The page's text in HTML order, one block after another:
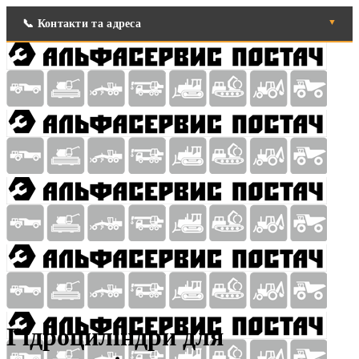
📞 Контакти та адреса
Наша адреса: Україна, Вінниця, вул. Гетьмана Мазепи, 7
РЕМОНТ СПЕЦТЕХНІКИ ТА ГІДРООБЛАДНАННЯ:
+38(097) 403-45-49
+38(067) 430-92-24
+38(097) 081-11-46 +38(095) 199-47-39
ЗАМОВЛЕННЯ УЩІЛЬНЕНЬ ТА ЗАПЧАСТИН:
+38(067) 300-26-39,+38(068)585-78-78
Гідроциліндри для